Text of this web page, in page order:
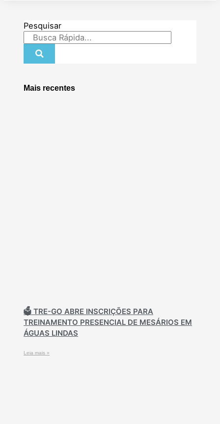
Pesquisar
Mais recentes
🗳️ TRE-GO ABRE INSCRIÇÕES PARA
TREINAMENTO PRESENCIAL DE MESÁRIOS EM
ÁGUAS LINDAS
Leia mais »